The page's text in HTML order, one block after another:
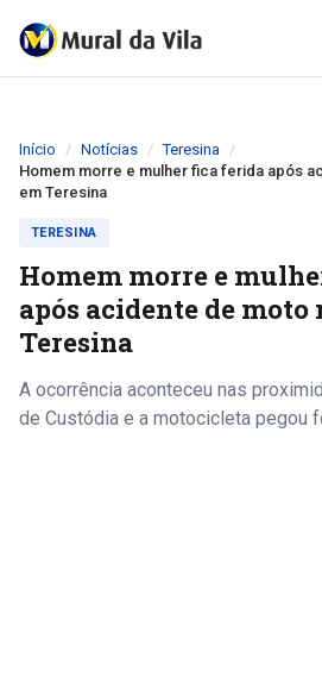
Início Notícias
Teresina
Homem morre e mulher fica ferida após
em Teresina
TERESINA
Homem morre e
após acidente de moto
Teresina
A ocorrência aconteceu nas
de Custódia e a motocicleta pegou